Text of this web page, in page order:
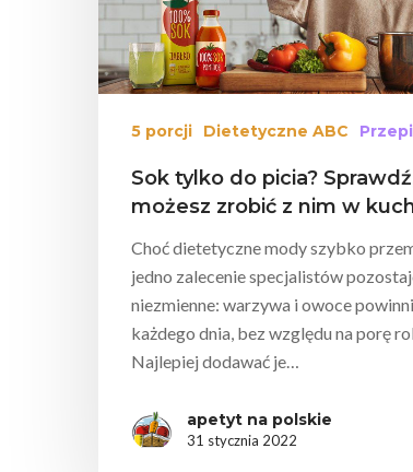
Wciśnij enter żeby wyszukać lub
5 porcji Dietetyczne ABC
Sok tylko do picia?
możesz zrobić z nim w
Choć dietetyczne mody szybko
jedno zalecenie specjalistów
niezmienne: warzywa i owoce
każdego dnia, bez względu na porę
Najlepiej dodawać je…
apetyt na polskie
31 stycznia 2022